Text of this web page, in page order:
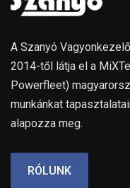
A Szanyó
2014-től látja el a
Powerfleet)
munkánkat
alapozza meg.
RÓLUNK